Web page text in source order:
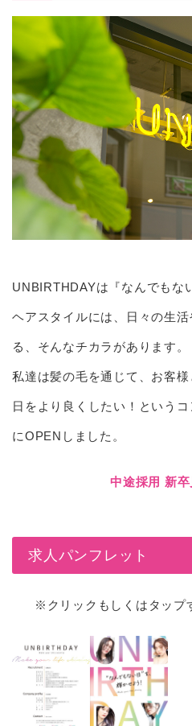
UNBIRTHDAYは『なんでもな
ヘアスタイルには、日々の生
る、そんなチカラがあります。
私達は髪の毛を通じて、お客
日をより良くしたい！という
にOPENしました。
中途採用 新
求人パンフレット
※クリックもしくはタップ